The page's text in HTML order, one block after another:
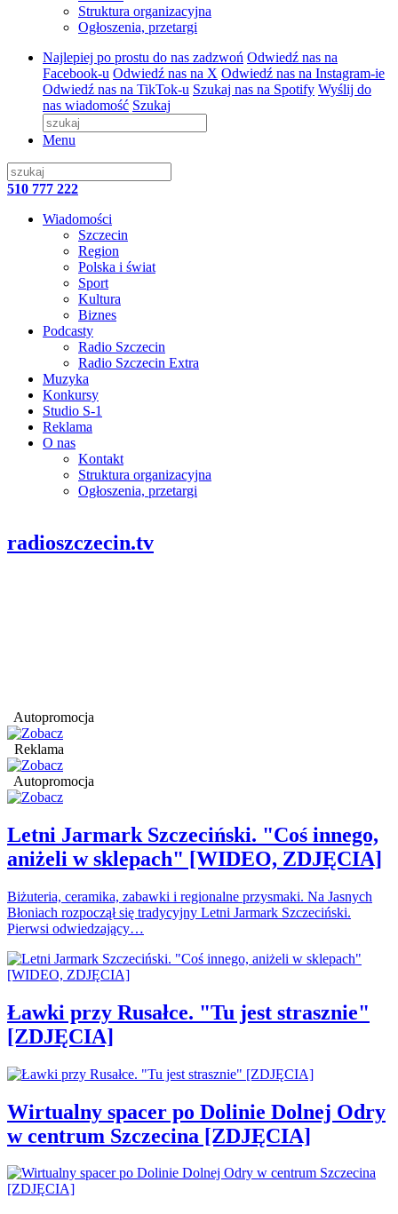
Struktura organizacyjna
Ogłoszenia, przetargi
Najlepiej po prostu do nas zadzwoń Odwiedź nas na
Facebook-u Odwiedź nas na X Odwiedź nas na Instagram-ie
Odwiedź nas na TikTok-u Szukaj nas na Spotify Wyślij do
nas wiadomość Szukaj
Menu
510 777 222
Wiadomości
Szczecin
Region
Polska i świat
Sport
Kultura
Biznes
Podcasty
Radio Szczecin
Radio Szczecin Extra
Muzyka
Konkursy
Studio S-1
Reklama
O nas
Kontakt
Struktura organizacyjna
Ogłoszenia, przetargi
radioszczecin.tv
Autopromocja
Reklama
Autopromocja
Letni Jarmark Szczeciński. "Coś innego,
aniżeli w sklepach" [WIDEO, ZDJĘCIA]
Biżuteria, ceramika, zabawki i regionalne przysmaki. Na Jasnych
Błoniach rozpoczął się tradycyjny Letni Jarmark Szczeciński.
Pierwsi odwiedzający…
Ławki przy Rusałce. "Tu jest strasznie"
[ZDJĘCIA]
Wirtualny spacer po Dolinie Dolnej Odry
w centrum Szczecina [ZDJĘCIA]